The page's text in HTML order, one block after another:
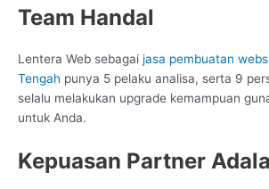
Team Handal
Lentera Web sebagai jasa pembuatan
Tengah punya 5 pelaku analisa, serta 9
selalu melakukan upgrade kemampuan
untuk Anda.
Kepuasan Partner